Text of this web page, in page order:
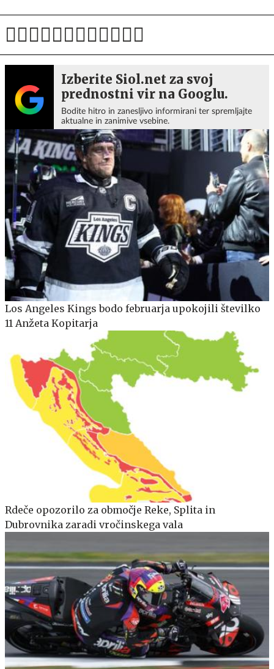
Izberite Siol.net za svoj
prednostni vir na Googlu.
Bodite hitro in zanesljivo informirani ter spremljajte
aktualne in zanimive vsebine.
Los Angeles Kings bodo februarja upokojili številko
11 Anžeta Kopitarja
Rdeče opozorilo za območje Reke, Splita in
Dubrovnika zaradi vročinskega vala